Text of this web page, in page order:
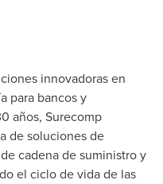
innovadoras en
para bancos y
años, Surecomp
de soluciones de
cadena de suministro y
el ciclo de vida de las